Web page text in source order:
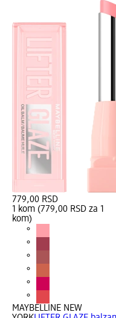
779,00 RSD
1 kom (779,00 RSD za 1
kom)
MAYBELLINE NEW